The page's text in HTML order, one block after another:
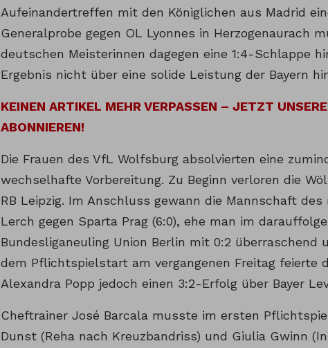
Aufeinandertreffen mit den Königlichen aus Madrid
Generalprobe gegen OL Lyonnes in Herzogenaurach
deutschen Meisterinnen dagegen eine 1:4-Schlappe
Ergebnis nicht über eine solide Leistung der Bayern
KEINEN ARTIKEL MEHR VERPASSEN – JETZT
ABONNIEREN!
Die Frauen des VfL Wolfsburg absolvierten eine
wechselhafte Vorbereitung. Zu Beginn verloren die
RB Leipzig. Im Anschluss gewann die Mannschaft
Lerch gegen Sparta Prag (6:0), ehe man im
Bundesliganeuling Union Berlin mit 0:2 überraschend
dem Pflichtspielstart am vergangenen Freitag feierte
Alexandra Popp jedoch einen 3:2-Erfolg über Bayer
Cheftrainer José Barcala musste im ersten
Dunst (Reha nach Kreuzbandriss) und Giulia Gwinn